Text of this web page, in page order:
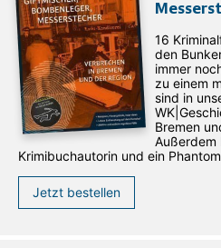
16
den
immer
zu einem
sind in
Bremen
Außerdem
Krimibuchautorin und ein
Jetzt bestellen